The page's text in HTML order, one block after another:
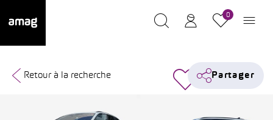
0
Retour à la recherche Partager